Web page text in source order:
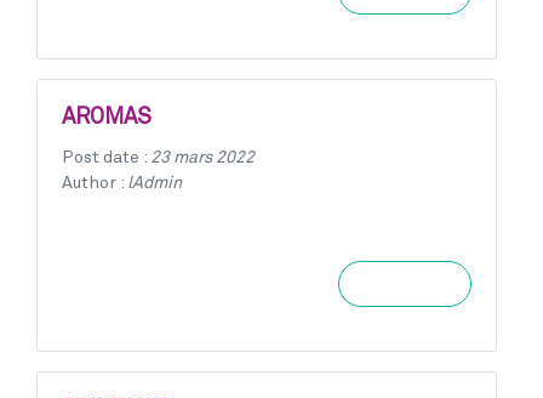
AROMAS
Post date : 23 mars 2022
Author : lAdmin